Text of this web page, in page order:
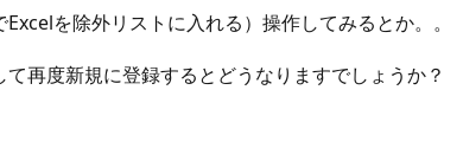
を除外リストに入れる）操作してみるとか。。
再度新規に登録するとどうなりますでしょうか？